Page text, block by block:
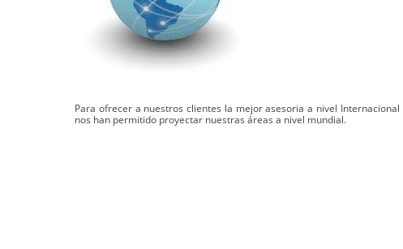
Para ofrecer a nuestros clientes la mejor asesoria a nivel Internacional
nos han permitido proyectar nuestras áreas a nivel mundial.